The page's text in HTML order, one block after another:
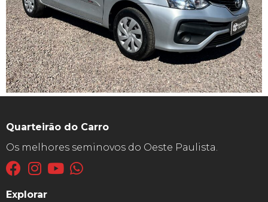
Quarteirão do Carro
Os melhores seminovos do Oeste Paulista.
Explorar